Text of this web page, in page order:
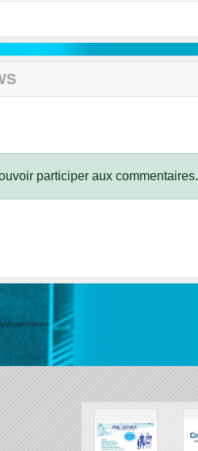
participer aux commentaires.